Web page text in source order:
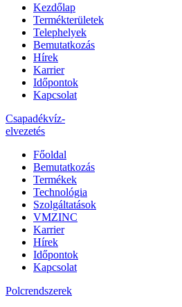
Kezdőlap
Termékterületek
Telephelyek
Bemutatkozás
Hírek
Karrier
Időpontok
Kapcsolat
Csapadékvíz-
elvezetés
Főoldal
Bemutatkozás
Termékek
Technológia
Szolgáltatások
VMZINC
Karrier
Hírek
Időpontok
Kapcsolat
Polcrendszerek